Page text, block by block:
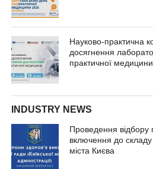
Науково-практична
досягнення
практичної
INDUSTRY NEWS
Проведення відбору
включення до
міста Києва